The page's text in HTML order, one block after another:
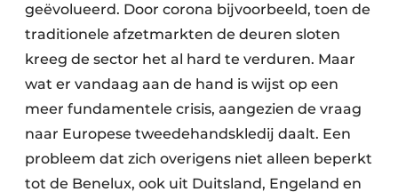
Bedrijfsafval
Bouw & Sloopafval
Glasrecyclage
geëvolueerd. Door corona bijvoorbeeld, toen de
traditionele afzetmarkten de deuren sloten
kreeg de sector het al hard te verduren. Maar
wat er vandaag aan de hand is wijst op een
meer fundamentele crisis, aangezien de vraag
naar Europese tweedehandskledij daalt. Een
probleem dat zich overigens niet alleen beperkt
tot de Benelux, ook uit Duitsland, Engeland en